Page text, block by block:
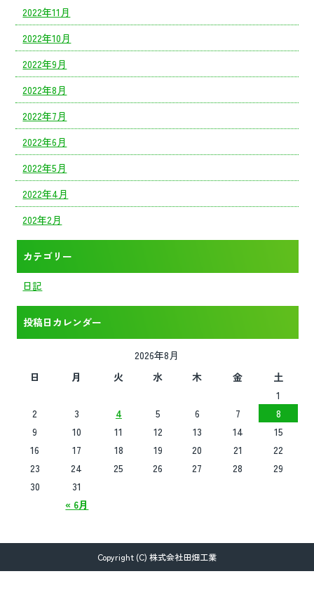
2022年11月
2022年10月
2022年9月
2022年8月
2022年7月
2022年6月
2022年5月
2022年4月
202年2月
カテゴリー
日記
投稿日カレンダー
2026年8月
日
月 火 水 木 金 土
« 6月
1
2
3 4 5 6 7
8
9
10 11 12 13 14
15
16
17 18 19 20 21
22
23
24 25 26 27 28
29
30
31
Copyright (C) 株式会社田畑工業